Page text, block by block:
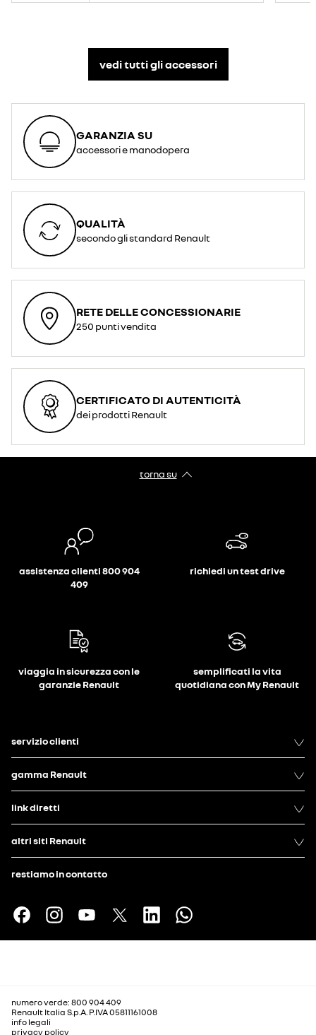
vedi tutti gli accessori​
GARANZIA SU
accessori e manodopera
QUALITÀ
secondo gli standard Renault
RETE DELLE CONCESSIONARIE
250 punti vendita
CERTIFICATO DI AUTENTICITÀ
dei prodotti Renault
torna su
assistenza clienti 800 904
409
richiedi un test drive
viaggia in sicurezza con le
garanzie Renault
semplificati la vita
quotidiana con My Renault
servizio clienti
gamma Renault
link diretti
altri siti Renault
restiamo in contatto
numero verde: 800 904 409
Renault Italia S.p.A. P.IVA 05811161008
info legali
privacy policy